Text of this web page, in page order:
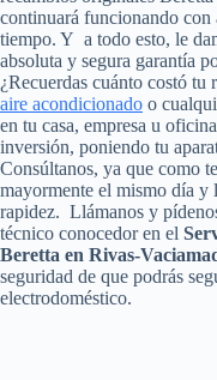
continuará funcionando
tiempo. Y a todo esto, le
absoluta y segura garantía
¿Recuerdas cuánto costó
aire acondicionado o
en tu casa, empresa u
inversión, poniendo tu
Consúltanos, ya que como
mayormente el mismo día y
rapidez. Llámanos y
técnico conocedor en el
Beretta en Rivas-
seguridad de que podrás
electrodoméstico.